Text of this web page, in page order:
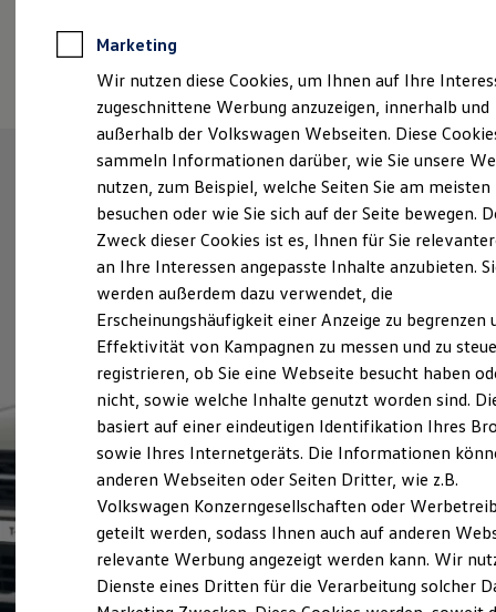
Anpfiff zum Gewinn
Elektroautos
ID. Tutorials
Elektrofahrzeugkonzepte
Reichweite
Reichweite der ID. Modelle
Reichweite im Winter
Laden
Laden unterwegs
Laden Zuhause
Ladezeitensimulator
Batterie
Sicherheit
Garantie und Lebensdauer
Nachhaltigkeit
Technologie
Kosten und Kauf
Verbrauchskosten
Kaufoptionen
E-Auto-Förderung
Software und Konnektivität
Die ID. Software 6
ID. Software Versionen und Updates
Digitale Extras
Schnittstellen zu Ihrem ID.
(Impressum & Rechtliches
Marketing
Wir nutzen diese Cookies, um Ihnen auf Ihre
zugeschnittene Werbung anzuzeigen, innerhalb und
außerhalb der Volkswagen Webseiten. Diese
sammeln Informationen darüber, wie Sie unsere
nutzen, zum Beispiel, welche Seiten Sie am meisten
besuchen oder wie Sie sich auf der Seite bewegen.
Zweck dieser Cookies ist es, Ihnen für Sie
an Ihre Interessen angepasste Inhalte anzubieten.
werden außerdem dazu verwendet, die
Erscheinungshäufigkeit einer Anzeige zu begrenzen
Effektivität von Kampagnen zu messen und zu
registrieren, ob Sie eine Webseite besucht haben
nicht, sowie welche Inhalte genutzt worden sind.
basiert auf einer eindeutigen Identifikation Ihres
sowie Ihres Internetgeräts. Die Informationen
anderen Webseiten oder Seiten Dritter, wie z.B.
Volkswagen Konzerngesellschaften oder
geteilt werden, sodass Ihnen auch auf anderen
relevante Werbung angezeigt werden kann. Wir
Dienste eines Dritten für die Verarbeitung solcher